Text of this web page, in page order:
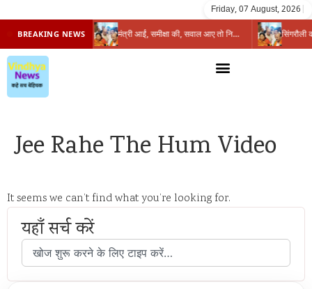
Friday, 07 August, 2026
BREAKING NEWS
प्रभारी मंत्री के निशाने पर नगर निगम,अफसरों को 10 दिन का अल्टीमेटम,नहीं होगी कार्रवाई, महापौर-आयुक्त के बीच सौहार्दहीनता पर मंत्री ने उठाए सवाल मंत्री आईं, समीक्षा की, सवाल आए तो निकल गईं – खाली जयंत चौंकीं पर नहीं दिया जवाब
Jee Rahe The Hum Video
It seems we can’t find what you’re looking for.
यहाँ सर्च करें